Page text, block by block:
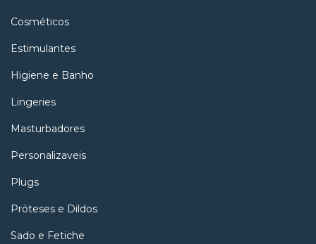
Cosméticos
Estimulantes
Higiene e Banho
Lingeries
Masturbadores
Personalizaveis
Plugs
Próteses e Dildos
Sado e Fetiche